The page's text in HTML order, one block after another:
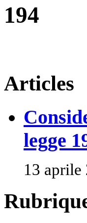
194
Articles
legge
13 aprile